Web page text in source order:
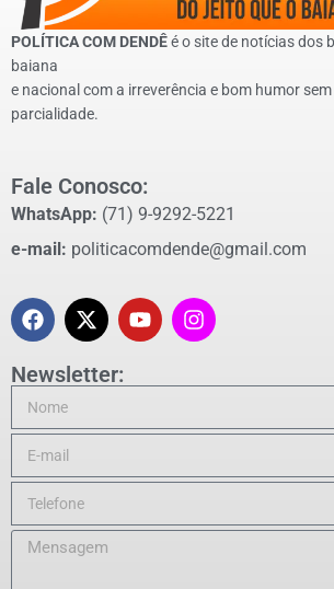
POLÍTICA COM DENDÊé o site de notícias dos
baiana
e nacional com a irreverência e bom humor
parcialidade.
Fale Conosco:
WhatsApp: (71) 9-9292-5221
e-mail: politicacomdende@gmail.com
Newsletter: